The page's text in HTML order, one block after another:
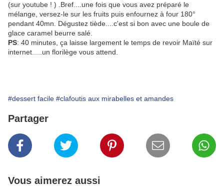
(sur youtube ! ) .Bref....une fois que vous avez préparé le
mélange, versez-le sur les fruits puis enfournez à four 180°
pendant 40mn. Dégustez tiède....c'est si bon avec une boule de
glace caramel beurre salé.
PS: 40 minutes, ça laisse largement le temps de revoir Maïté sur
internet.....un florilège vous attend.
#dessert facile #clafoutis aux mirabelles et amandes
Partager
Vous aimerez aussi